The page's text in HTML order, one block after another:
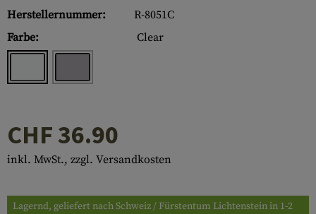
Herstellernummer:
R-8051C
Farbe:
Clear
CHF 36.90
inkl. MwSt., zzgl. Versandkosten
Lagernd, geliefert nach Schweiz / Fürstentum Lichtenstein in 1-2